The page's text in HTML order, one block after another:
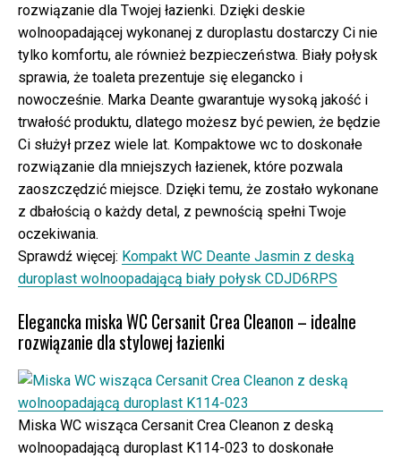
rozwiązanie dla Twojej łazienki. Dzięki deskie
wolnoopadającej wykonanej z duroplastu dostarczy Ci nie
tylko komfortu, ale również bezpieczeństwa. Biały połysk
sprawia, że toaleta prezentuje się elegancko i
nowocześnie. Marka Deante gwarantuje wysoką jakość i
trwałość produktu, dlatego możesz być pewien, że będzie
Ci służył przez wiele lat. Kompaktowe wc to doskonałe
rozwiązanie dla mniejszych łazienek, które pozwala
zaoszczędzić miejsce. Dzięki temu, że zostało wykonane
z dbałością o każdy detal, z pewnością spełni Twoje
oczekiwania.
Sprawdź więcej: Kompakt WC Deante Jasmin z deską
duroplast wolnoopadającą biały połysk CDJD6RPS
Elegancka miska WC Cersanit Crea Cleanon – idealne
rozwiązanie dla stylowej łazienki
Miska WC wisząca Cersanit Crea Cleanon z deską
wolnoopadającą duroplast K114-023 to doskonałe